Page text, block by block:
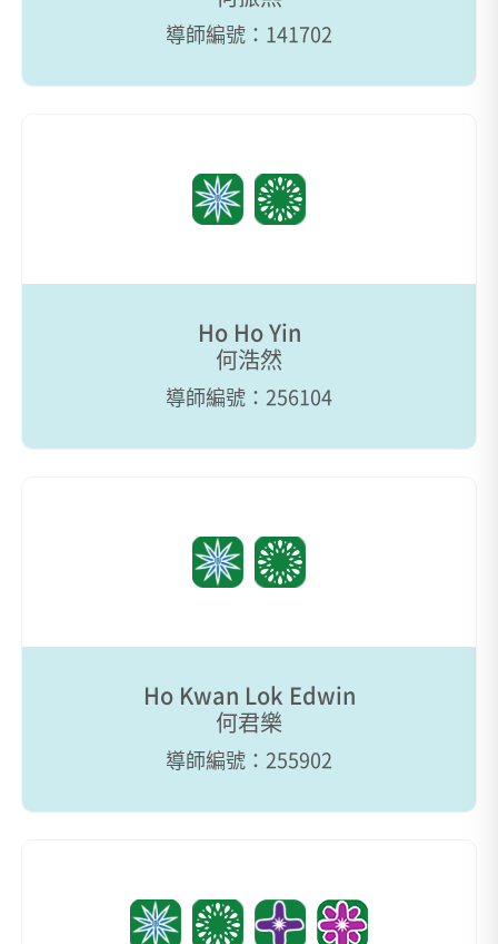
導師編號：141702
Ho Ho Yin
何浩然
導師編號：256104
Ho Kwan Lok Edwin
何君樂
導師編號：255902